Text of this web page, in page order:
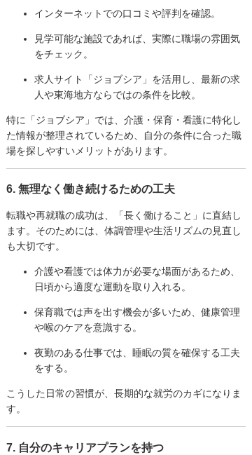
インターネットでの口コミや評判を確認。
見学可能な施設であれば、実際に職場の雰囲気
をチェック。
求人サイト「ジョブシア」を活用し、最新の求
人や東海地方ならではの条件を比較。
特に「ジョブシア」では、介護・保育・看護に特化し
た情報が整理されているため、自分の条件に合った職
場を探しやすいメリットがあります。
6. 無理なく働き続けるための工夫
転職や再就職の成功は、「長く働けること」に直結し
ます。そのためには、体調管理や生活リズムの見直し
も大切です。
介護や看護では体力が必要な場面があるため、
日頃から適度な運動を取り入れる。
保育職では声を出す機会が多いため、健康管理
や喉のケアを意識する。
夜勤のある仕事では、睡眠の質を確保する工夫
をする。
こうした日常の習慣が、長期的な就労のカギになりま
す。
7. 自分のキャリアプランを持つ